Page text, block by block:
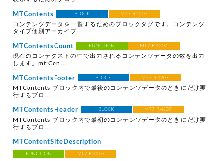
MTContents BLOCK MT7 R.4207
コンテンツデータを一覧するためのブロックタグです。コンテンツ
タイプ個別アーカイブ...
MTContentsCount FUNCTION MT7 R.4207
現在のコンテクストの中で出力されるコンテンツデータの数を出力
します。mt:Con...
MTContentsFooter BLOCK MT7 R.4207
MTContents ブロック内で最後のコンテンツデータのときにだけ実
行するブロ...
MTContentsHeader BLOCK MT7 R.4207
MTContents ブロック内で最初のコンテンツデータのときにだけ実
行するブロ...
MTContentSiteDescription
FUNCTION MT7 R.4207